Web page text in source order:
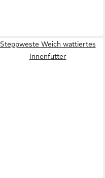
Steppweste Weich wattiertes
Innenfutter